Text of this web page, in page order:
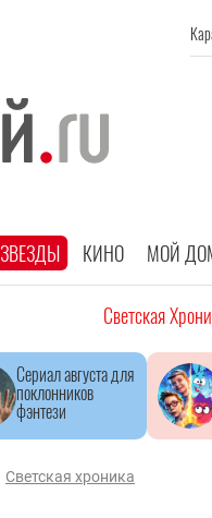
ЗВЕЗДЫ КИНО МОЙ
Светская
Сериал августа для
поклонников
фэнтези
Светская хроника